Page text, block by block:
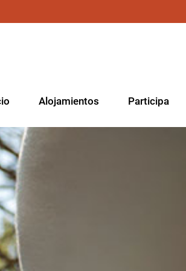
Alojamientos Participa